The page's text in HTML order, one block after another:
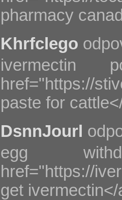
pharmacy
Khrfclego
href="https://
paste for
DsnnJourl
egg
href="https://
get ivermectin</